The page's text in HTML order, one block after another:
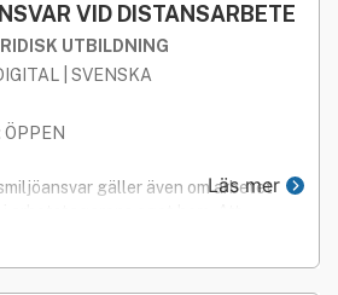
VID DISTANSARBETE
UTBILDNING
| SVENSKA
gäller även om arbetet
Läs mer